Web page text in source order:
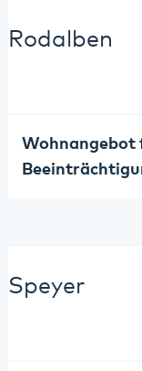
Rodalben
Wohnangebot
Speyer